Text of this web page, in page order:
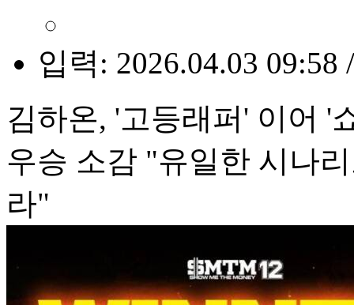
입력: 2026.04.03 09:58
김하온, '고등래퍼' 이어 '
우승 소감 "유일한 시나
라"